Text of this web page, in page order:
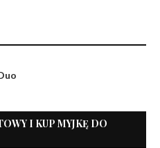
I KUP MYJKĘ DO